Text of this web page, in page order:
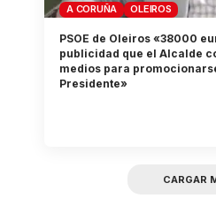
A CORUÑA OLEIROS
PSOE de Oleiros «38000
publicidad que el Alcalde
medios para
Presidente»
CARGAR